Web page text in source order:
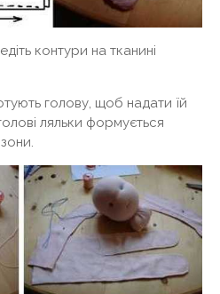
контури на тканині
голову, щоб надати їй
ляльки формується